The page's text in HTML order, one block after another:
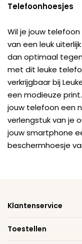
Telefoonhoesjes
Wil je jouw
van een leuk
dan optimaal
met dit leuke
verkrijgbaar bij
een modieuze
jouw telefoon een
verlengstuk van je
jouw smartphone
beschermhoesje
Klantenservice
Toestellen